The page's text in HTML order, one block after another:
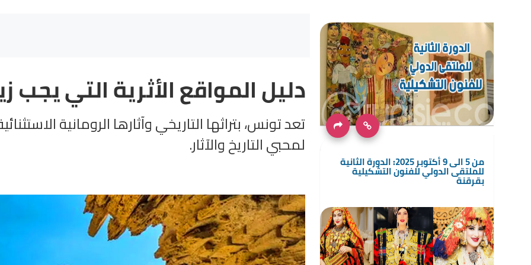
دليل المواقع الأثرية التي يجب
تعد تونس، بتراثها التاريخي وآثارها الرومانية
لمحبي التاريخ والآثار.
من 5 الى 9 أكتوبر 2025: الدورة الثانية
للملتقى الدولي للفنون التشكيلية
بقرقنة